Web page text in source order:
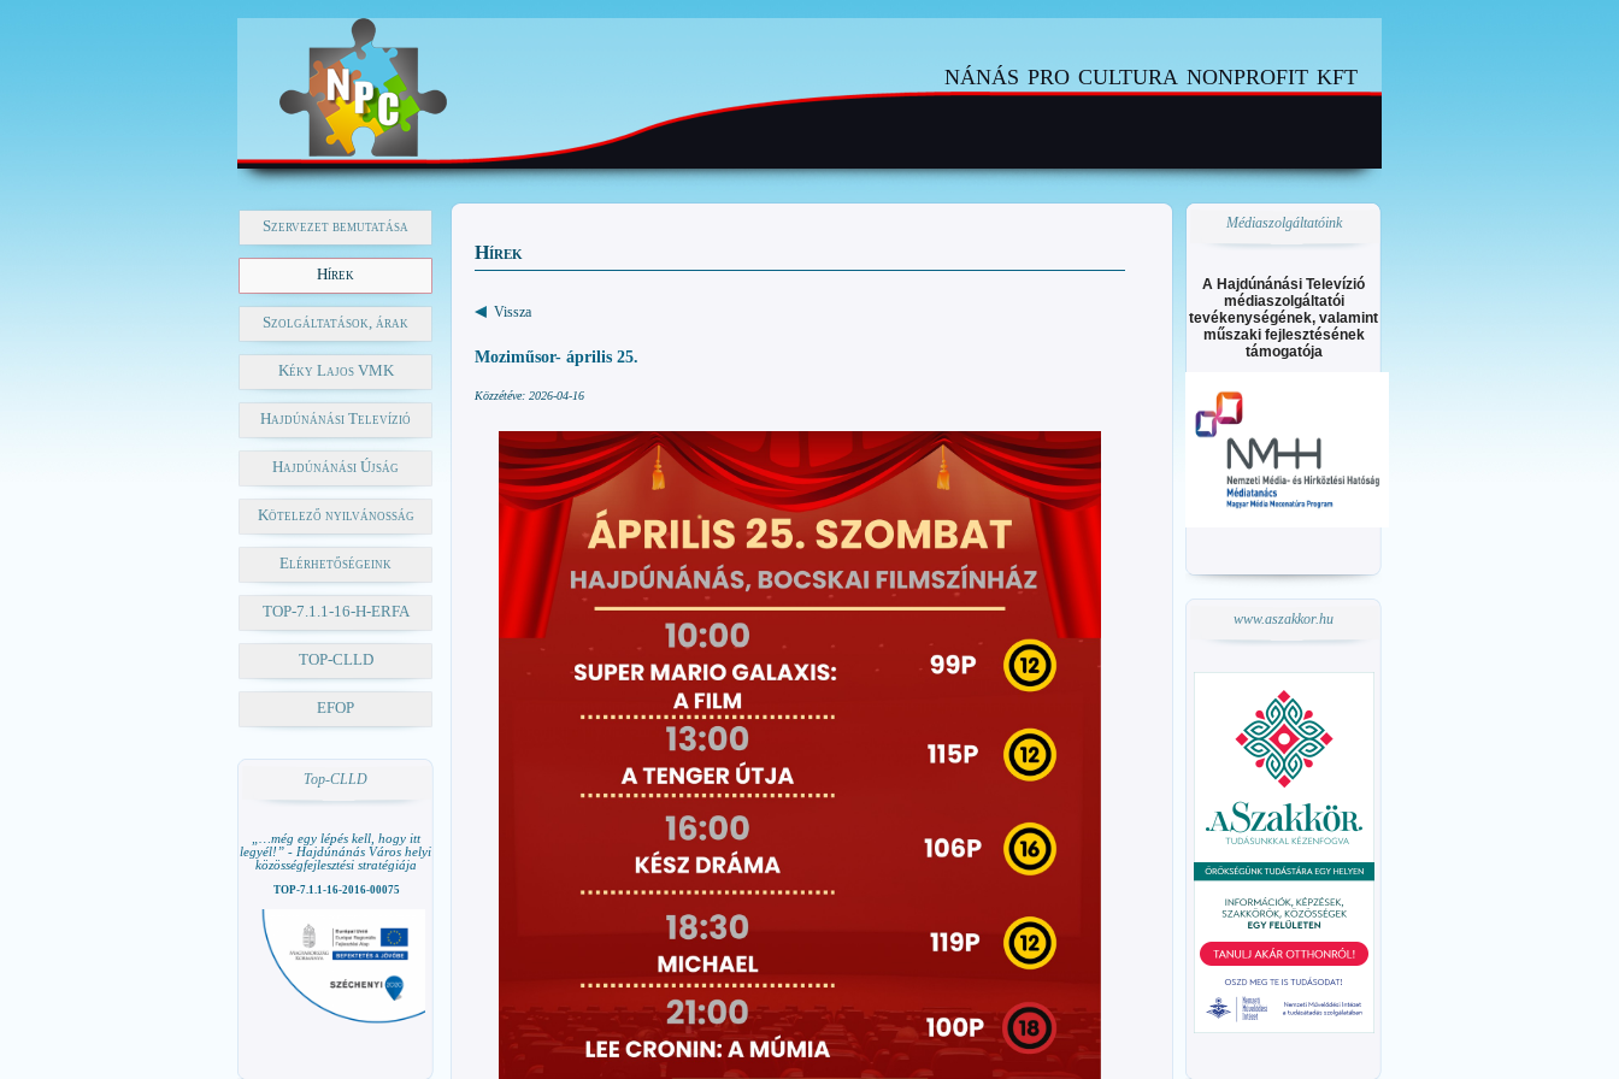
nánás pro cultura nonprofit kft
Szervezet bemutatása
Hírek
Szolgáltatások, árak
Kéky Lajos VMK
Hajdúnánási Televízió
Hajdúnánási Újság
Kötelező nyilvánosság
Elérhetőségeink
TOP-7.1.1-16-H-ERFA
TOP-CLLD
EFOP
Top-CLLD
„…még egy lépés kell, hogy itt
legyél!” - Hajdúnánás Város helyi
közösségfejlesztési stratégiája
TOP-7.1.1-16-2016-00075
Hírek
Vissza
Moziműsor- április 25.
Közzétéve: 2026-04-16
Médiaszolgáltatóink
A Hajdúnánási Televízió
médiaszolgáltatói
tevékenységének, valamint
műszaki fejlesztésének
támogatója
www.aszakkor.hu